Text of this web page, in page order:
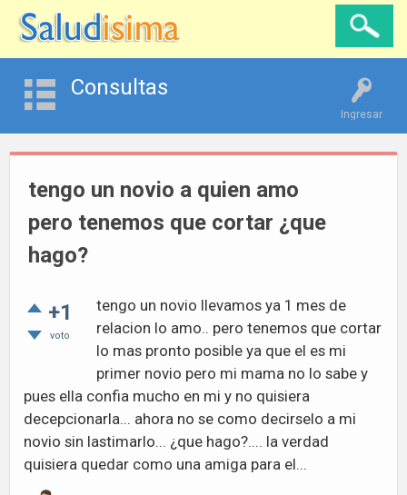
Ingresar
Consultas
tengo un novio a quien amo
pero tenemos que cortar ¿que
hago?
+1
voto
tengo un novio llevamos ya 1 mes de
relacion lo amo.. pero tenemos que cortar
lo mas pronto posible ya que el es mi
primer novio pero mi mama no lo sabe y
pues ella confia mucho en mi y no quisiera
decepcionarla... ahora no se como decirselo a mi
novio sin lastimarlo... ¿que hago?.... la verdad
quisiera quedar como una amiga para el...